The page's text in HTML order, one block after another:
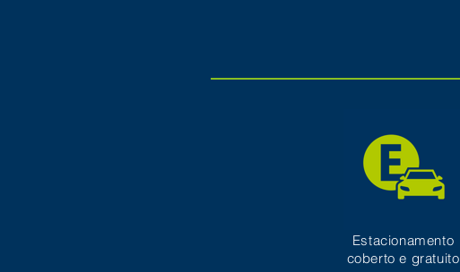
Estacionamento
coberto e gratuito